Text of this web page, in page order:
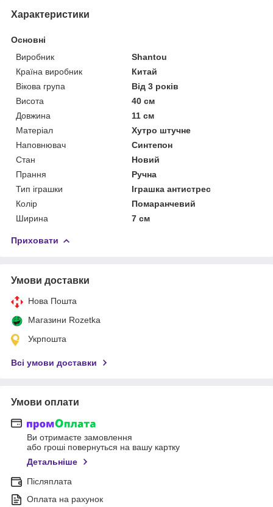
Характеристики
Основні
Виробник
Shantou
Країна виробник
Китай
Вікова група
Від 3 років
Висота
40 см
Довжина
11 см
Матеріал
Хутро штучне
Наповнювач
Синтепон
Стан
Новий
Прання
Ручна
Тип іграшки
Іграшка антистрес
Колір
Помаранчевий
Ширина
7 см
Приховати
Умови доставки
Нова Пошта
Магазини Rozetka
Укрпошта
Всі умови доставки
Умови оплати
Ви отримаєте замовлення
або гроші повернуться на вашу картку
Детальніше
Післяплата
Оплата на рахунок